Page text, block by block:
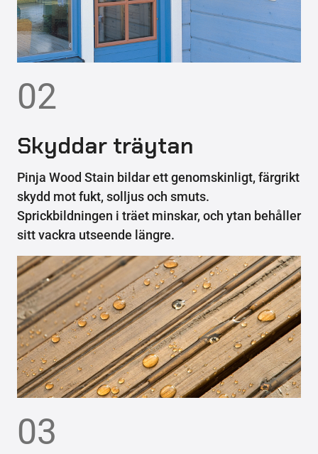
02
Skyddar träytan
Pinja Wood Stain bildar ett genomskinligt, färgrikt
skydd mot fukt, solljus och smuts.
Sprickbildningen i träet minskar, och ytan behåller
sitt vackra utseende längre.
03